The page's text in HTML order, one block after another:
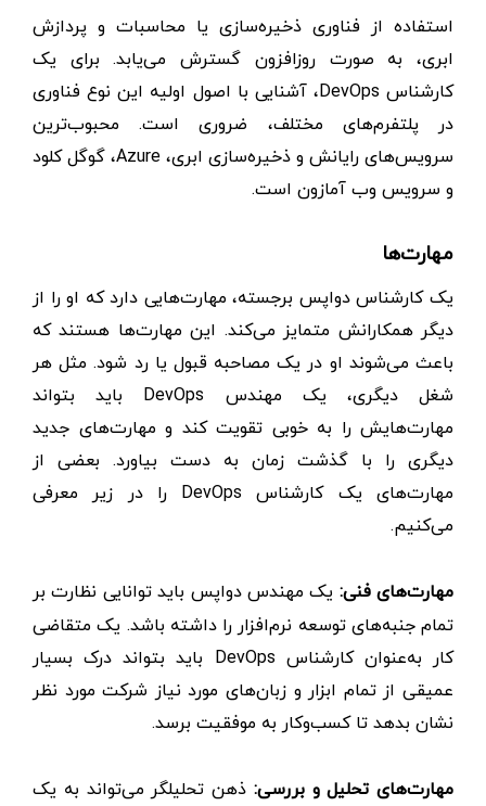
استفاده از فناوری ذخیره‌سازی یا محاسبات و پردازش
ابری، به صورت روزافزون گسترش می‌یابد. برای یک
کارشناس DevOps، آشنایی با اصول اولیه این نوع فناوری
در پلتفرم‌های مختلف، ضروری است. محبوب‌ترین
سرویس‌های رایانش و ذخیره‌سازی ابری، Azure، گوگل کلود
و سرویس وب آمازون است.
مهارت‌ها
یک کارشناس دواپس برجسته، مهارت‌هایی دارد که او را از
دیگر همکارانش متمایز می‌کند. این مهارت‌ها هستند که
باعث می‌شوند او در یک مصاحبه قبول یا رد شود. مثل هر
شغل دیگری، یک مهندس DevOps باید بتواند
مهارت‌هایش را به خوبی تقویت کند و مهارت‌های جدید
دیگری را با گذشت زمان به دست بیاورد. بعضی از
مهارت‌های یک کارشناس DevOps را در زیر معرفی
می‌کنیم.
مهارت‌های فنی: یک مهندس دواپس باید توانایی نظارت بر
تمام جنبه‌های توسعه نرم‌افزار را داشته باشد. یک متقاضی
کار به‌عنوان کارشناس DevOps باید بتواند درک بسیار
عمیقی از تمام ابزار و زبان‌های مورد نیاز شرکت مورد نظر
نشان بدهد تا کسب‌و‌کار به موفقیت برسد.
مهارت‌های تحلیل و بررسی: ذهن تحلیلگر می‌تواند به یک